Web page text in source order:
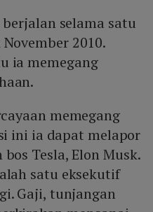
selama satu
2010.
ia memegang
memegang
ini ia dapat melapor
Tesla, Elon Musk.
satu eksekutif
Gaji, tunjangan